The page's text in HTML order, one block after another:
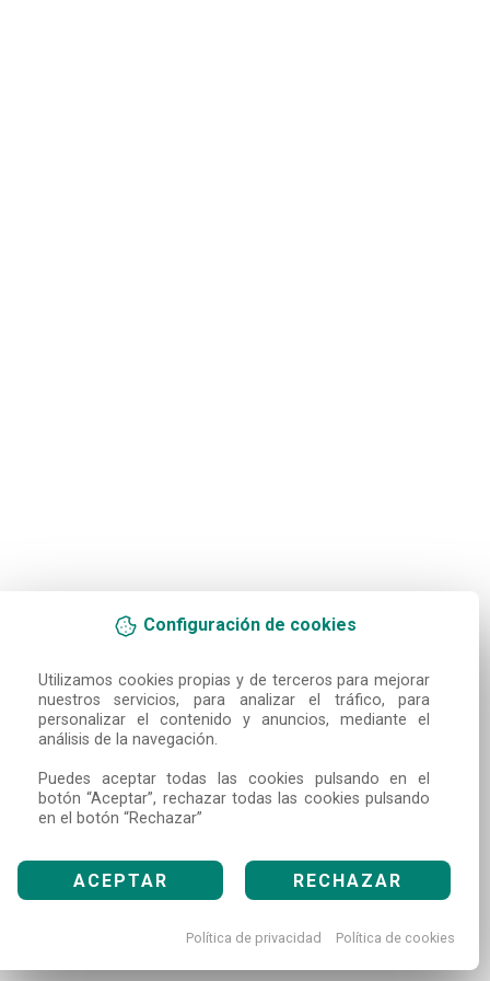
Configuración de cookies
Utilizamos cookies propias y de terceros para mejorar
nuestros servicios, para analizar el tráfico, para
personalizar el contenido y anuncios, mediante el
análisis de la navegación.
Puedes aceptar todas las cookies pulsando en el
botón “Aceptar”, rechazar todas las cookies pulsando
en el botón “Rechazar”
ACEPTAR RECHAZAR
Política de privacidad Política de cookies